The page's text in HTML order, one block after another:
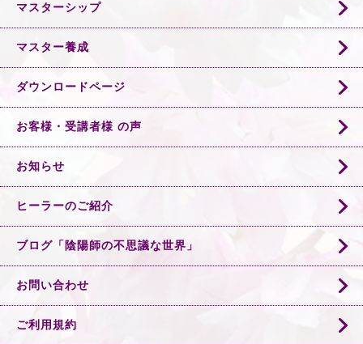
マスターシップ
マスター養成
ダウンロードページ
お客様・受講者様 の声
お知らせ
ヒーラーのご紹介
ブログ「陰陽師の不思議な世界」
お問い合わせ
ご利用規約